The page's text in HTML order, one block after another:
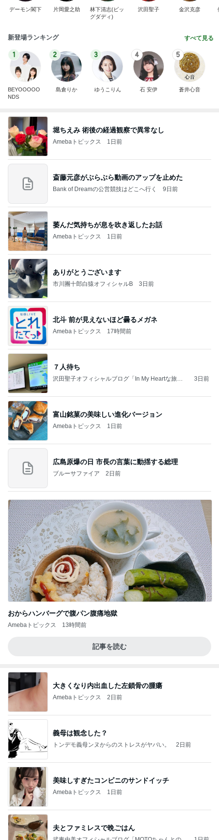
デーモン閣下 片岡愛之助
林下清志(ビッ
グダディ)
沢田聖子 金沢克彦
新登場ランキング すべて見る
1
BEYOOOOO
NDS
2
島倉りか
3
ゆうこりん
4
石 安伊
5
蒼井心音
堀ちえみ 術後の経過観察で異常なし
Amebaトピックス 1日前
斎藤元彦がぶらぶら動画のアップを止めた
Bank of Dreamの公営競技はどこへ行く 9日前
萎んだ気持ちが息を吹き返したお話
Amebaトピックス 1日前
ありがとうございます
市川團十郎白猿オフィシャルB 3日前
北斗 前が見えないほど曇るメガネ
Amebaトピックス 17時間前
７人待ち
沢田聖子オフィシャルブログ「In My Heartな旅日
3日前
富山銘菓の美味しい進化バージョン
Amebaトピックス 1日前
広島原爆の日 市長の言葉に動揺する総理
ブルーサファイア 2日前
おからハンバーグで腹パン腹痛地獄
Amebaトピックス 13時間前
記事を読む
大きくなり内出血した左鎖骨の腫瘍
Amebaトピックス 2日前
義母は観念した？
トンデモ義母ンヌからのストレスがヤバい。 2日前
美味しすぎたコンビニのサンドイッチ
Amebaトピックス 1日前
夫とファミレスで晩ごはん